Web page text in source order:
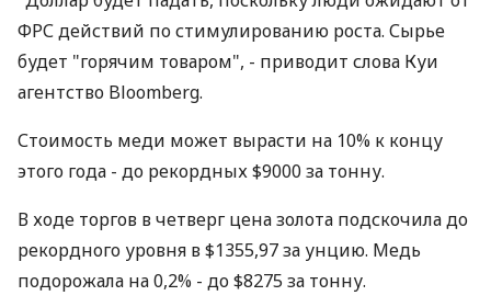
ФРС действий по стимулированию роста. Сырье
будет "горячим товаром", - приводит слова Куи
агентство Bloomberg.
Стоимость меди может вырасти на 10% к концу
этого года - до рекордных $9000 за тонну.
В ходе торгов в четверг цена золота подскочила до
рекордного уровня в $1355,97 за унцию. Медь
подорожала на 0,2% - до $8275 за тонну.